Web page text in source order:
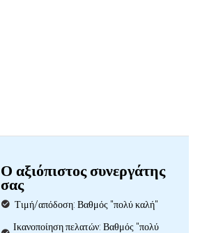
Ο αξιόπιστος συνεργάτης
σας
Τιμή/απόδοση: Βαθμός "πολύ καλή"
Ικανοποίηση πελατών: Βαθμός "πολύ